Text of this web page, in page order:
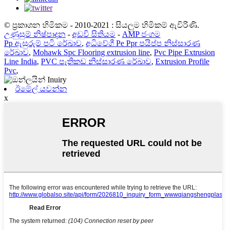
© ප්‍රකාශන හිමිකම - 2010-2021 : සියලුම හිමිකම් ඇවිරිණි.
උණුසුම් නිෂ්පාදන - අඩවි සිතියම - AMP ජංගම
Pp ඇසුරුම් පටි රේඛාව, අධිවේගී Pe Ppr පයිප්ප නිස්සාරණ
රේඛාව, Mohawk Spc Flooring extrusion line, Pvc Pipe Extrusion
Line India, PVC පැතිකඩ නිස්සාරණ රේඛාව, Extrusion Profile
Pvc,
ඊමේල් යවන්න
x